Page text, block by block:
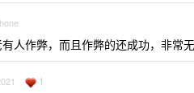
人作弊，而且作弊的还成功，非常无
1